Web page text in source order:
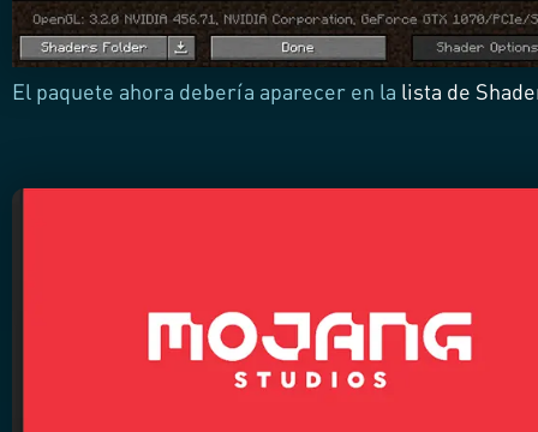
El paquete ahora debería aparecer en la lista de